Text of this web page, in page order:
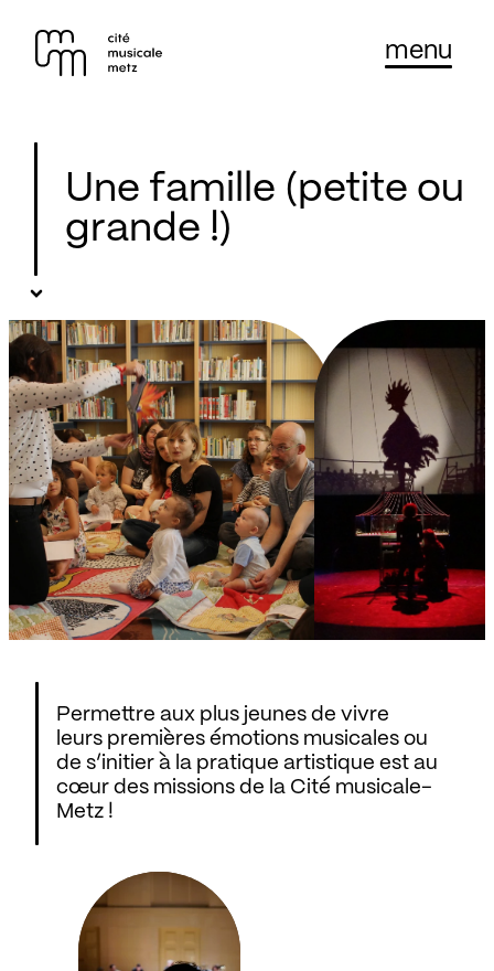
Se rendre au
Contenu principal
menu
Une famille (petite ou
grande !)
Permettre aux plus jeunes de vivre
leurs premières émotions musicales ou
de s’initier à la pratique artistique est au
cœur des missions de la Cité musicale-
Metz !